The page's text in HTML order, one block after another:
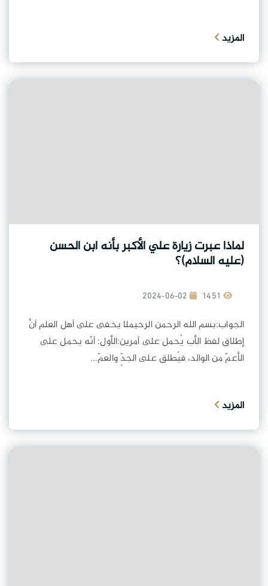
المزيد
لماذا عبرت زيارة علي الأكبر بأنه ابن الحسن
(عليه السلام)؟
2024-06-02
الجواب:بسم الله الرحمن الرحيملا يخفى على أهل العلم أنَّ
إطلاق لفظ الأب يُحمل على أمرين:الأول: أنّه يحمل على
الأعمّ من الوالد، فيُطلق على الجدِّ والعمّ...
المزيد